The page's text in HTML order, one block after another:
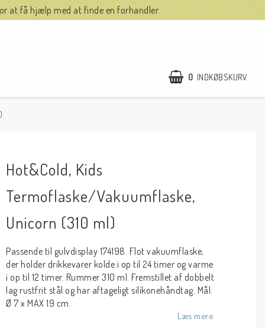
at få hjælp med at finde en forhandler.
0 INDKØBSKURV
Hot&Cold, Kids
Termoflaske/Vakuumflaske,
Unicorn (310 ml)
Passende til gulvdisplay 174198. Flot vakuumflaske,
der holder drikkevarer kolde i op til 24 timer og varme
i op til 12 timer. Rummer 310 ml. Fremstillet af dobbelt
lag rustfrit stål og har aftageligt silikonehåndtag. Mål:
Ø 7 x MAX 19 cm.
Læs mere.